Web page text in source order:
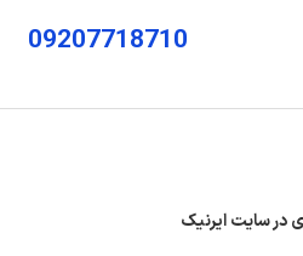
09207718710
در سایت ایرنیک